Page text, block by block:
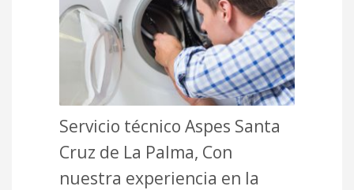
Servicio técnico Aspes Santa
Cruz de La Palma, Con
nuestra experiencia en la